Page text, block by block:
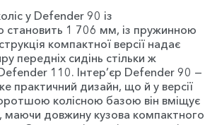
у Defender 90 із
становить 1 706 мм, із пружинною
компактної версії надає
передніх сидінь стільки ж
110. Інтер’єр Defender 90 —
практичний дизайн, що й у версії
колісною базою він вміщує
маючи довжину кузова компактного